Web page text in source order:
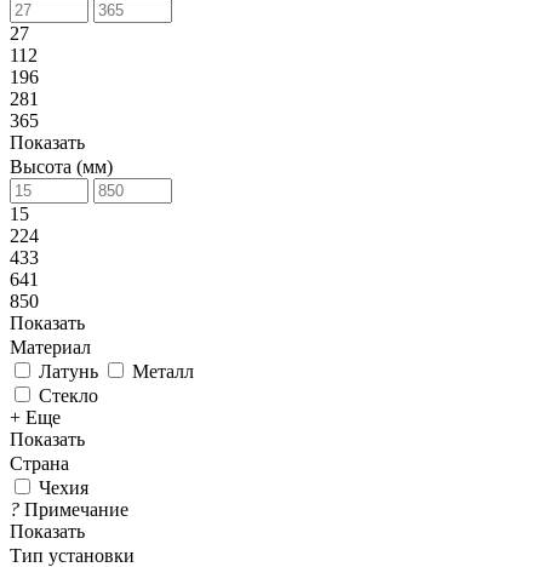
27
112
196
281
365
Показать
Высота (мм)
15
224
433
641
850
Показать
Материал
Латунь
Металл
Стекло
+ Еще
Показать
Страна
Чехия
? Примечание
Показать
Тип установки